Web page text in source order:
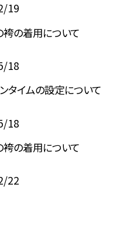
19
の着用について
18
タイムの設定について
18
の着用について
22